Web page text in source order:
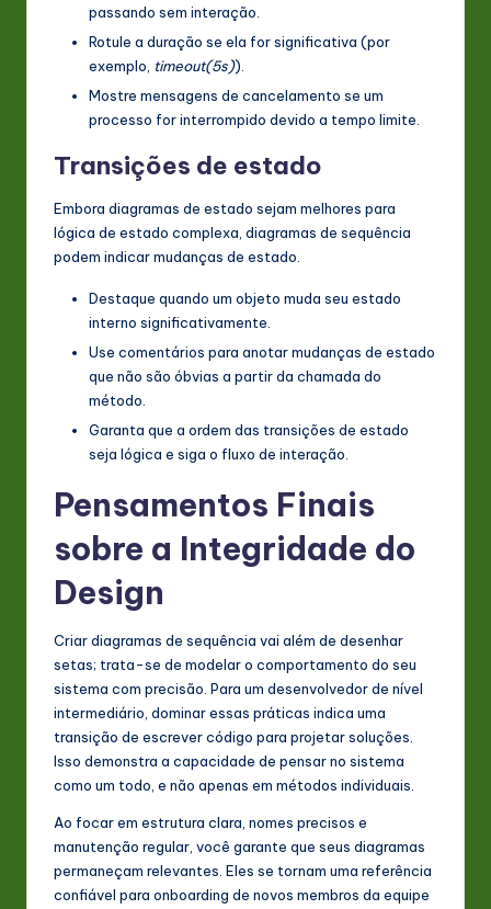
passando sem interação.
Rotule a duração se ela for significativa (por
exemplo, timeout(5s)).
Mostre mensagens de cancelamento se um
processo for interrompido devido a tempo limite.
Transições de estado
Embora diagramas de estado sejam melhores para
lógica de estado complexa, diagramas de sequência
podem indicar mudanças de estado.
Destaque quando um objeto muda seu estado
interno significativamente.
Use comentários para anotar mudanças de estado
que não são óbvias a partir da chamada do
método.
Garanta que a ordem das transições de estado
seja lógica e siga o fluxo de interação.
Pensamentos Finais
sobre a Integridade do
Design
Criar diagramas de sequência vai além de desenhar
setas; trata-se de modelar o comportamento do seu
sistema com precisão. Para um desenvolvedor de nível
intermediário, dominar essas práticas indica uma
transição de escrever código para projetar soluções.
Isso demonstra a capacidade de pensar no sistema
como um todo, e não apenas em métodos individuais.
Ao focar em estrutura clara, nomes precisos e
manutenção regular, você garante que seus diagramas
permaneçam relevantes. Eles se tornam uma referência
confiável para onboarding de novos membros da equipe